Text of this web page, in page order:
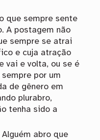
que sempre sente
A postagem não
sempre se atrai
e cuja atração
vai e volta, ou se é
por um
de gênero em
plurabro,
tenha sido a
Alguém abro que